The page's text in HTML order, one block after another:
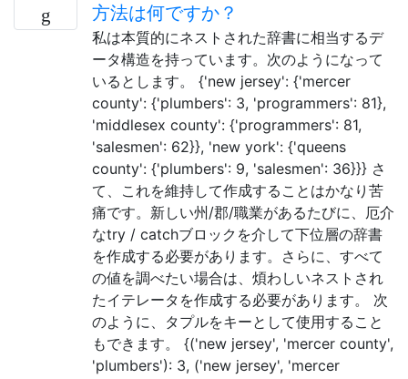
方法は何ですか？
私は本質的にネストされた辞書に相当するデ
ータ構造を持っています。次のようになって
いるとします。 {'new jersey': {'mercer
county': {'plumbers': 3, 'programmers': 81},
'middlesex county': {'programmers': 81,
'salesmen': 62}}, 'new york': {'queens
county': {'plumbers': 9, 'salesmen': 36}}} さ
て、これを維持して作成することはかなり苦
痛です。新しい州/郡/職業があるたびに、厄介
なtry / catchブロックを介して下位層の辞書
を作成する必要があります。さらに、すべて
の値を調べたい場合は、煩わしいネストされ
たイテレータを作成する必要があります。 次
のように、タプルをキーとして使用すること
もできます。 {('new jersey', 'mercer county',
'plumbers'): 3, ('new jersey', 'mercer